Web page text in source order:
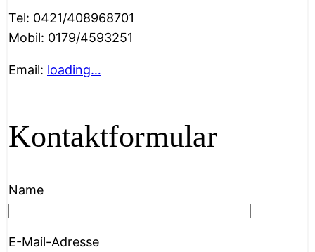
Tel: 0421/408968701
Mobil: 0179/4593251
Email: loading…
Kontaktformular
Name
E-Mail-Adresse